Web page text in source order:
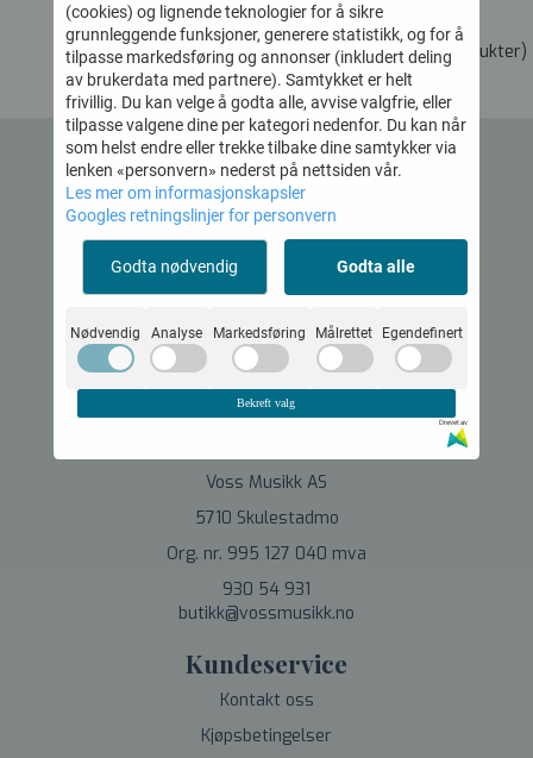
Viser1til2(av2produkter)
Voss Musikk AS
Org.nr. 995 127 040
© 2026 Voss Musikk AS - Powered byMystore.no
Voss Musikk AS
5710 Skulestadmo
Org. nr. 995 127 040 mva
930 54 931
butikk@vossmusikk.no
Kundeservice
Kontakt oss
Kjøpsbetingelser
(cookies) og lignende teknologier for å sikre
grunnleggende funksjoner, generere statistikk, og for å
tilpasse markedsføring og annonser (inkludert deling
av brukerdata med partnere). Samtykket er helt
frivillig. Du kan velge å godta alle, avvise valgfrie, eller
tilpasse valgene dine per kategori nedenfor. Du kan når
som helst endre eller trekke tilbake dine samtykker via
lenken «personvern» nederst på nettsiden vår.
Les mer om informasjonskapsler
Googles retningslinjer for personvern
Godta nødvendig Godta alle
Nødvendig Analyse Markedsføring Målrettet Egendefinert
Bekreft valg
Drevet av